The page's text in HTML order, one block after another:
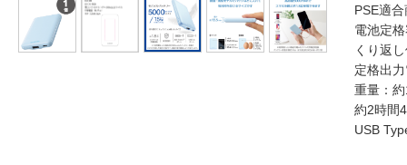
PSE適
電池定
くり返
定格出
重量：
約2時間
USB